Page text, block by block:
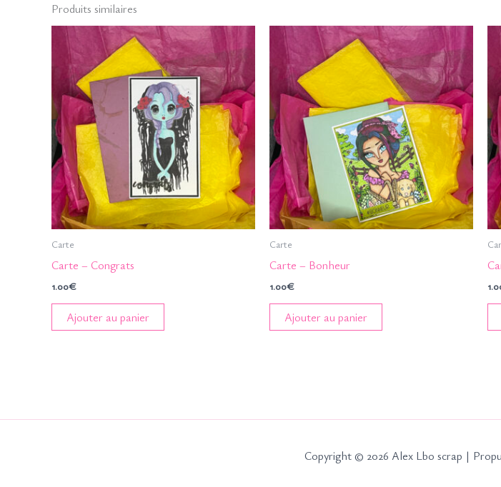
Produits similaires
Carte
Carte – Congrats
1.00€
Ajouter au panier
Carte
Carte – Bonheur
1.00€
Ajouter au panier
Copyright © 2026 Alex Lbo scrap |